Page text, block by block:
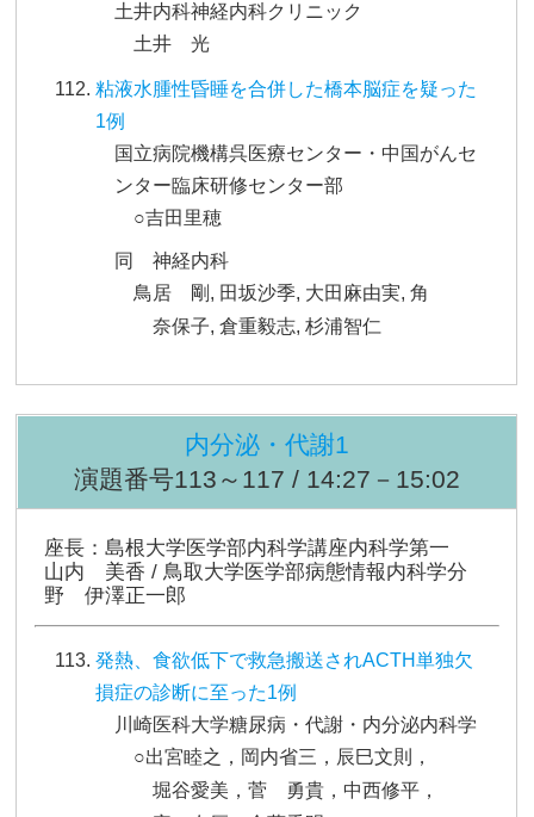
土井内科神経内科クリニック
土井 光
粘液水腫性昏睡を合併した橋本脳症を疑った
1例
国立病院機構呉医療センター・中国がんセ
ンター臨床研修センター部
○吉田里穂
同 神経内科
鳥居 剛, 田坂沙季, 大田麻由実, 角
奈保子, 倉重毅志, 杉浦智仁
内分泌・代謝1
演題番号113～117 / 14:27－15:02
座長：島根大学医学部内科学講座内科学第一
山内 美香 / 鳥取大学医学部病態情報内科学分
野 伊澤正一郎
発熱、食欲低下で救急搬送されACTH単独欠
損症の診断に至った1例
川崎医科大学糖尿病・代謝・内分泌内科学
○出宮睦之，岡内省三，辰巳文則，
堀谷愛美，菅 勇貴，中西修平，